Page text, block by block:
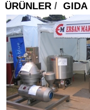
ÜRÜNLER / GIDA